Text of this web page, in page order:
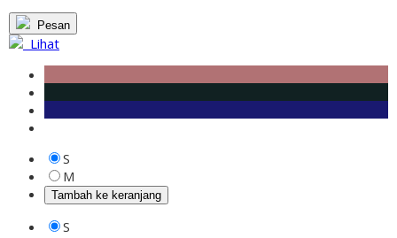
Pesan
Lihat
S
M
Tambah ke keranjang
S